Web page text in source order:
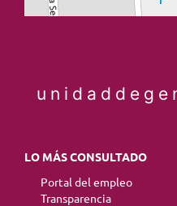
LO MÁS CONSULTADO
Portal del empleo
Transparencia